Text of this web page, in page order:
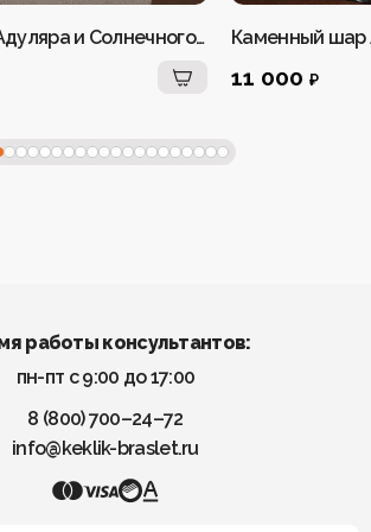
Чокер из Агата, Адуляра и Солнечного камня женский Каменный шар
11 000 ₽
работы консультантов:
пн-пт с 9:00 до 17:00
8 (800) 700–24–72
info@keklik-braslet.ru